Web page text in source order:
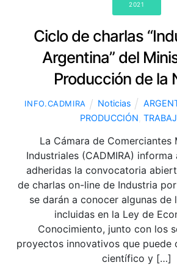
2021
Ciclo de charlas
Argentina” del
Producción de la
INFO.CADMIRA Noticias
PRODUCCIÓN
La Cámara de Comerciantes
Industriales (CADMIRA) informa
adheridas la convocatoria
de charlas on-line de Industria
se darán a conocer algunas de
incluidas en la Ley de
Conocimiento, junto con los
proyectos innovativos que puede
científico y […]